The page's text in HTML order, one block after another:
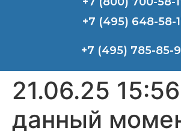
+7 (495) 648-58-
+7 (495) 785-85-
21.06.25
данный